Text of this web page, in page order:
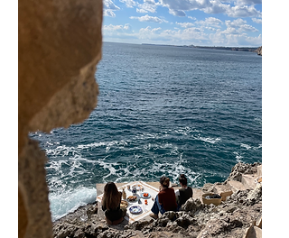
Shipping and Returns
Terms and Conditions